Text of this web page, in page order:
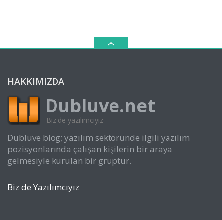
HAKKIMIZDA
Dubluve.net
Biz de yazılımcıyız
Dubluve blog; yazılım sektöründe ilgili yazılım
pozisyonlarında çalışan kişilerin bir araya
gelmesiyle kurulan bir gruptur.
Biz de Yazılımcıyız